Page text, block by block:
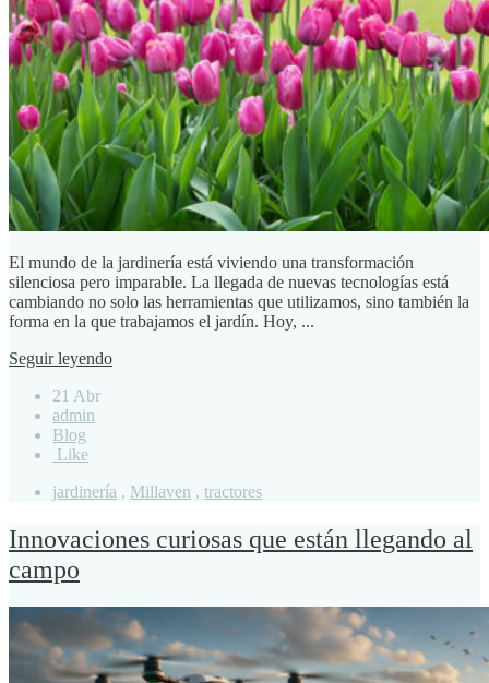
El mundo de la jardinería está viviendo una transformación
silenciosa pero imparable. La llegada de nuevas tecnologías está
cambiando no solo las herramientas que utilizamos, sino también la
forma en la que trabajamos el jardín. Hoy, ...
Seguir leyendo
21 Abr
admin
Blog
Like
jardinería , Millaven , tractores
Innovaciones curiosas que están llegando al
campo